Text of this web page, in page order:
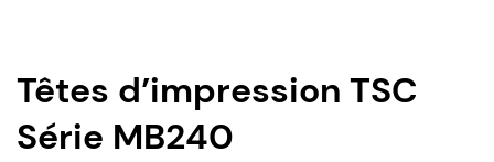
Têtes d’impression TSC
Série MB240